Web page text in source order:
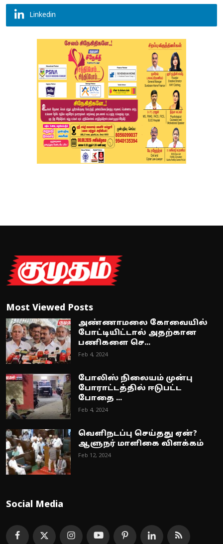
Linkedin
Most Viewed Posts
அண்ணாமலை கோவையில்
போட்டியிட்டால் அதற்கான
பணிகளை செ...
Feb 4, 2024
போலிஸ் நிலையம் முன்பு
போராட்டத்தில் ஈடுபட்ட
போதை ...
Feb 4, 2024
வெளிநடப்பு செய்தது ஏன்?
ஆளுநர் மாளிகை விளக்கம்
Feb 12, 2024
Social Media